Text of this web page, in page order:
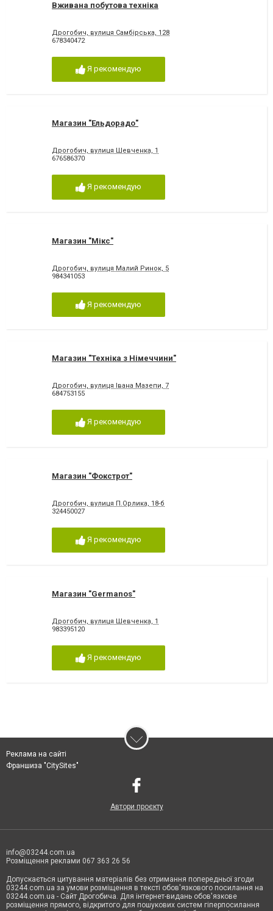
Вживана побутова техніка
Дрогобич, вулиця Самбірська, 128
678340472
Я рекомендую
Магазин "Ельдорадо"
Дрогобич, вулиця Шевченка, 1
676586370
Я рекомендую
Магазин "Мікс"
Дрогобич, вулиця Малий Ринок, 5
984341053
Я рекомендую
Магазин "Техніка з Німеччини"
Дрогобич, вулиця Івана Мазепи, 7
684753155
Я рекомендую
Магазин "Фокстрот"
Дрогобич, вулиця П.Орлика, 18-б
324450027
Я рекомендую
Магазин "Germanos"
Дрогобич, вулиця Шевченка, 1
983395120
Я рекомендую
Реклама на сайті
Франшиза "CitySites"
Автори проєкту
info@03244.com.ua
Розміщення реклами 067 363 26 56
Допускається цитування матеріалів без отримання попередньої згоди
03244.com.ua за умови розміщення в тексті обов'язкового посилання на
03244.com.ua - Сайт Дрогобича. Для інтернет-видань обов'язкове
розміщення прямого, відкритого для пошукових систем гіперпосилання